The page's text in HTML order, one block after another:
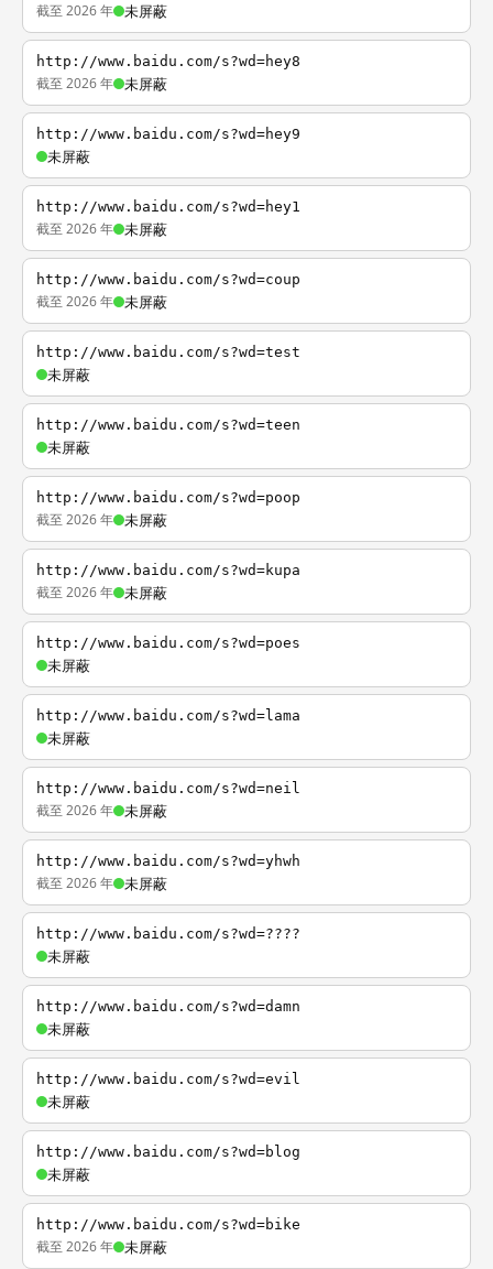
截至 2026 年 未屏蔽
http://www.baidu.com/s?wd=hey8
截至 2026 年 未屏蔽
http://www.baidu.com/s?wd=hey9
未屏蔽
http://www.baidu.com/s?wd=hey1
截至 2026 年 未屏蔽
http://www.baidu.com/s?wd=coup
截至 2026 年 未屏蔽
http://www.baidu.com/s?wd=test
未屏蔽
http://www.baidu.com/s?wd=teen
未屏蔽
http://www.baidu.com/s?wd=poop
截至 2026 年 未屏蔽
http://www.baidu.com/s?wd=kupa
截至 2026 年 未屏蔽
http://www.baidu.com/s?wd=poes
未屏蔽
http://www.baidu.com/s?wd=lama
未屏蔽
http://www.baidu.com/s?wd=neil
截至 2026 年 未屏蔽
http://www.baidu.com/s?wd=yhwh
截至 2026 年 未屏蔽
http://www.baidu.com/s?wd=????
未屏蔽
http://www.baidu.com/s?wd=damn
未屏蔽
http://www.baidu.com/s?wd=evil
未屏蔽
http://www.baidu.com/s?wd=blog
未屏蔽
http://www.baidu.com/s?wd=bike
截至 2026 年 未屏蔽